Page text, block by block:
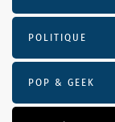
POLITIQUE
POP & GEEK